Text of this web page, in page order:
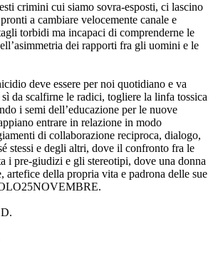
crimini cui siamo sovra-esposti, ci lascino
a cambiare velocemente canale e
torbidi ma incapaci di comprenderne le
dei rapporti fra gli uomini e le
deve essere per noi quotidiano e va
da scalfirne le radici, togliere la linfa tossica
i semi dell’educazione per le nuove
entrare in relazione in modo
di collaborazione reciproca, dialogo,
stessi e degli altri, dove il confronto fra le
i pre-giudizi e gli stereotipi, dove una donna
artefice della propria vita e padrona delle sue